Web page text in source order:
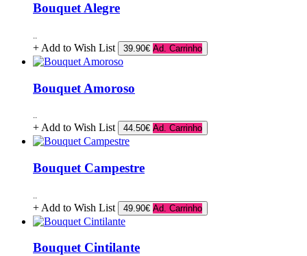
Bouquet Alegre
+ Add to Wish List 39.90€ Ad. Carrinho
Bouquet Amoroso
..
+ Add to Wish List 44.50€ Ad. Carrinho
Bouquet Campestre
+ Add to Wish List 49.90€ Ad. Carrinho
Bouquet Cintilante